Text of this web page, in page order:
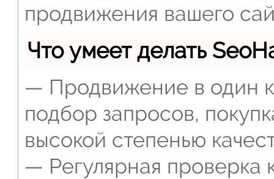
продвижения вашего
Что умеет делать
— Продвижение в один
подбор запросов,
высокой степенью
— Регулярная проверка